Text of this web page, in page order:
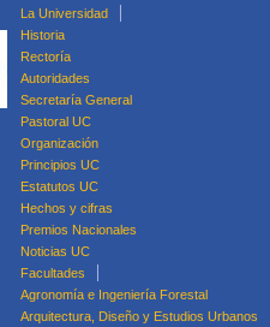
La Universidad
Historia
Rectoría
Autoridades
Secretaría General
Pastoral UC
Organización
Principios UC
Estatutos UC
Hechos y cifras
Premios Nacionales
Noticias UC
Facultades
Agronomía e Ingeniería Forestal
Arquitectura, Diseño y Estudios Urbanos